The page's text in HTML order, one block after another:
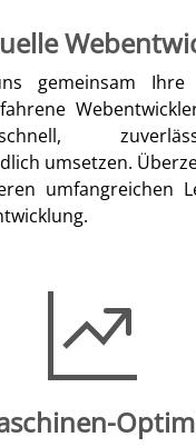
gemeinsam Ihre
umsetzen.
umfangreichen